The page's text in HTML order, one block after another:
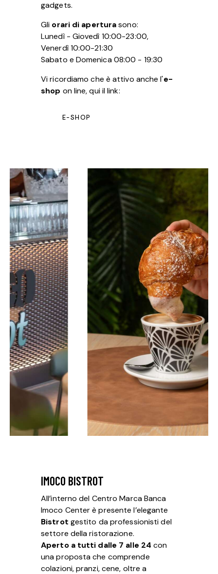
gadgets.
Gli orari di aperturasono:
Lunedì - Giovedì 10:00-23:00,
Venerdì 10:00-21:30
Sabato e Domenica 08:00 - 19:30
Vi ricordiamo che è attivo anche l'e-
shop on line, qui il link:
E-SHOP
IMOCO BISTROT
All’interno del Centro Marca Banca
Imoco Center è presente l’elegante
Bistrot gestito da professionisti del
settore della ristorazione.
Aperto a tutti dalle 7 alle 24 con
una proposta che comprende
colazioni, pranzi, cene, oltre a